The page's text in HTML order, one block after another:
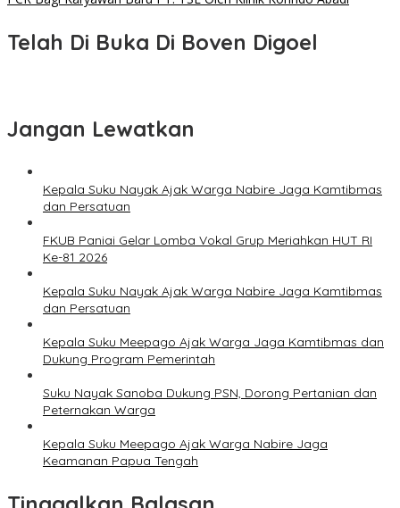
Telah Di Buka Di Boven Digoel
Jangan Lewatkan
Kepala Suku Nayak Ajak Warga Nabire Jaga Kamtibmas
dan Persatuan
FKUB Paniai Gelar Lomba Vokal Grup Meriahkan HUT RI
Ke-81 2026
Kepala Suku Nayak Ajak Warga Nabire Jaga Kamtibmas
dan Persatuan
Kepala Suku Meepago Ajak Warga Jaga Kamtibmas dan
Dukung Program Pemerintah
Suku Nayak Sanoba Dukung PSN, Dorong Pertanian dan
Peternakan Warga
Kepala Suku Meepago Ajak Warga Nabire Jaga
Keamanan Papua Tengah